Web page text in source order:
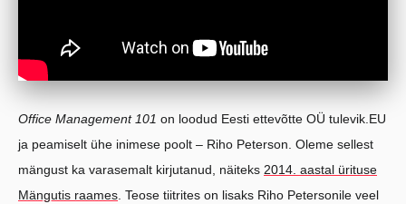
Office Management 101 on loodud Eesti ettevõtte OÜ tulevik.EU
ja peamiselt ühe inimese poolt – Riho Peterson. Oleme sellest
mängust ka varasemalt kirjutanud, näiteks 2014. aastal ürituse
Mängutis raames. Teose tiitrites on lisaks Riho Petersonile veel